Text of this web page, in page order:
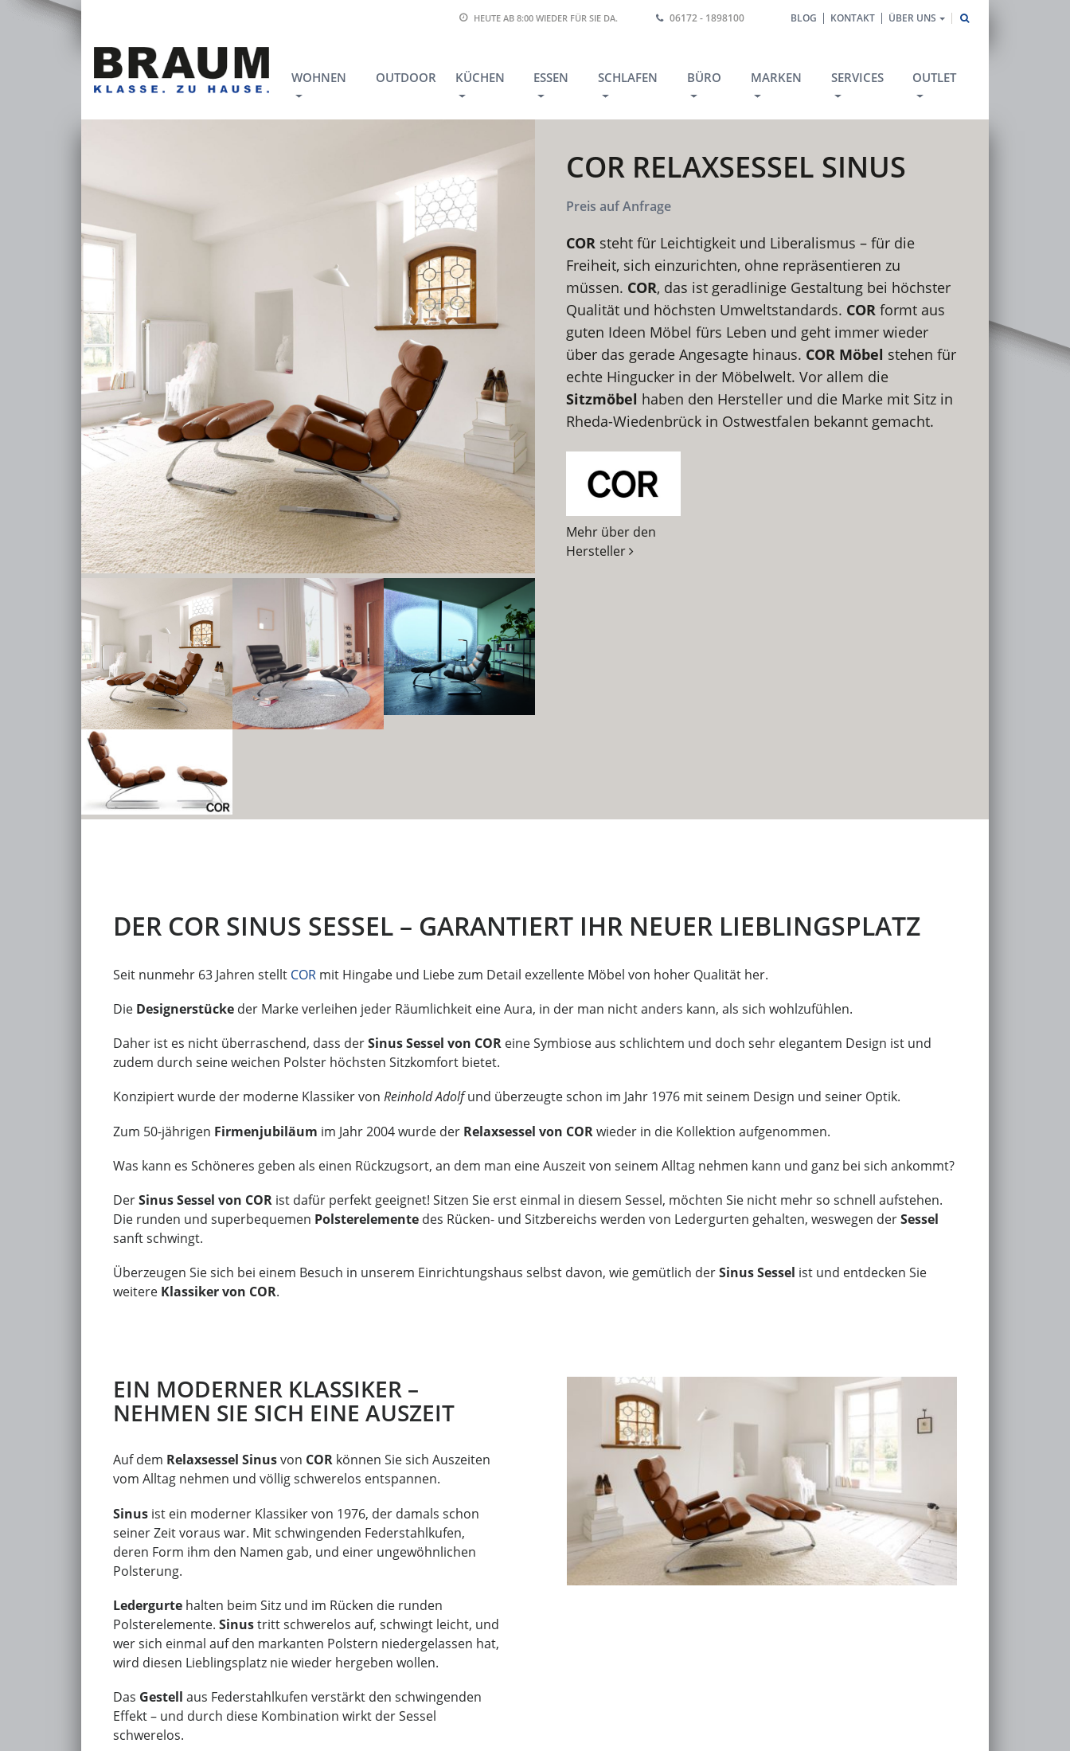
HEUTE AB 8:00 WIEDER FÜR SIE DA. 06172 - 1898100 BLOG KONTAKT ÜBER UNS
WOHNEN OUTDOOR KÜCHEN ESSEN SCHLAFEN BÜRO MARKEN SERVICES OUTLET
COR RELAXSESSEL SINUS
Preis auf Anfrage
COR steht für Leichtigkeit und Liberalismus – für die
Freiheit, sich einzurichten, ohne repräsentieren zu
müssen. COR, das ist geradlinige Gestaltung bei höchster
Qualität und höchsten Umweltstandards. COR formt aus
guten Ideen Möbel fürs Leben und geht immer wieder
über das gerade Angesagte hinaus. COR Möbel stehen für
echte Hingucker in der Möbelwelt. Vor allem die
Sitzmöbel haben den Hersteller und die Marke mit Sitz in
Rheda-Wiedenbrück in Ostwestfalen bekannt gemacht.
Mehr über den
Hersteller
DER COR SINUS SESSEL – GARANTIERT IHR NEUER LIEBLINGSPLATZ
Seit nunmehr 63 Jahren stellt COR mit Hingabe und Liebe zum Detail exzellente Möbel von hoher Qualität her.
Die Designerstücke der Marke verleihen jeder Räumlichkeit eine Aura, in der man nicht anders kann, als sich wohlzufühlen.
Daher ist es nicht überraschend, dass derSinus Sessel von COR eine Symbiose aus schlichtem und doch sehr elegantem Design ist und
zudem durch seine weichen Polster höchsten Sitzkomfort bietet.
Konzipiert wurde der moderne Klassiker von Reinhold Adolfund überzeugte schon im Jahr 1976 mit seinem Design und seiner Optik.
Zum 50-jährigen Firmenjubiläum im Jahr 2004 wurde der Relaxsessel von CORwieder in die Kollektion aufgenommen.
Was kann es Schöneres geben als einen Rückzugsort, an dem man eine Auszeit von seinem Alltag nehmen kann und ganz bei sich ankommt?
DerSinus Sessel von COR ist dafür perfekt geeignet! Sitzen Sie erst einmal in diesem Sessel, möchten Sie nicht mehr so schnell aufstehen.
Die runden und superbequemen Polsterelemente des Rücken- und Sitzbereichs werden von Ledergurten gehalten, weswegen derSessel
sanft schwingt.
Überzeugen Sie sich bei einem Besuch in unserem Einrichtungshaus selbst davon, wie gemütlich derSinus Sessel ist und entdecken Sie
weitere Klassiker von COR.
EIN MODERNER KLASSIKER –
NEHMEN SIE SICH EINE AUSZEIT
Auf dem Relaxsessel Sinusvon COR können Sie sich Auszeiten
vom Alltag nehmen und völlig schwerelos entspannen.
Sinus ist ein moderner Klassiker von 1976, der damals schon
seiner Zeit voraus war. Mit schwingenden Federstahlkufen,
deren Form ihm den Namen gab, und einer un­gewöhnlichen
Polsterung.
Ledergurte halten beim Sitz und im Rücken die runden
Polsterelemente. Sinustritt schwerelos auf, schwingt leicht, und
wer sich einmal auf den markanten Polstern niedergelassen hat,
wird diesen Lieblings­platz nie wieder hergeben wollen.
Das Gestell aus Federstahlkufen verstärkt den schwingenden
Effekt – und durch diese Kombination wirkt der Sessel
schwerelos.